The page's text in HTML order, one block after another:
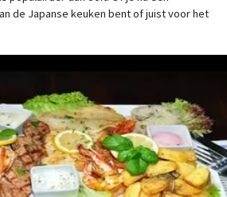
de Japanse keuken bent of juist voor het